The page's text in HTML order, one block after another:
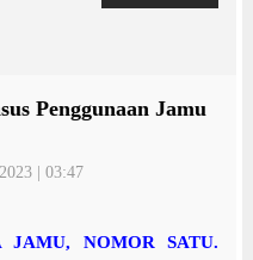
Penggunaan Jamu
| 03:47
JAMU, NOMOR SATU.